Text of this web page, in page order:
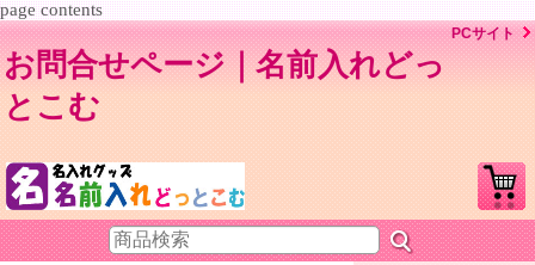
page contents
お問合せページ｜名前入れどっ
とこむ
PCサイト